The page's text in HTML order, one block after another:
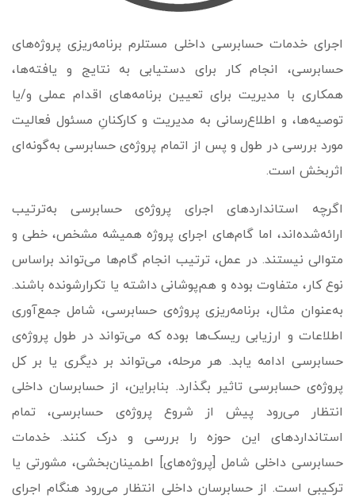
اجرای خدمات حسابرسی داخلی مستلرم برنامه‌ریزی پروژه­‌های
حسابرسی، انجام کار برای دستیابی به نتایج و یافته‌ها،
همکاری با مدیریت برای تعیین برنامه‌های اقدام عملی و/یا
توصیه‌ها، و اطلاع‌رسانی به مدیریت و کارکنانِ مسئول فعالیت
مورد بررسی در طول و پس از اتمام پروژه‌ی حسابرسی به‌گونه‌ای
اثربخش است.
اگرچه استانداردهای اجرای پروژه‌ی حسابرسی به‌­ترتیب
ارائه‌شده‌اند، اما گام­‌های اجرای پروژه همیشه مشخص، خطی و
متوالی نیستند. در عمل، ترتیب انجام گام‌­ها می‌تواند براساس
نوع کار، متفاوت بوده و هم‌­پوشانی داشته یا تکرارشونده باشند.
به‌­عنوان مثال، برنامه‌ریزی پروژه‌ی حسابرسی، شامل جمع‌آوری
اطلاعات و ارزیابی ریسک‌ها بوده که می‌تواند در طول پروژه‌ی
حسابرسی ادامه یابد. هر مرحله، می­‌تواند بر دیگری یا بر کل
پروژه‌ی حسابرسی تاثیر بگذارد. بنابراین، از حسابرسان داخلی
انتظار می­‌رود پیش از شروع پروژه‌ی حسابرسی، تمام
استانداردهای این حوزه را بررسی و درک کنند. خدمات
حسابرسی داخلی شامل [پروژه‌­های] اطمینان‌بخشی، مشورتی یا
ترکیبی است. از حسابرسان داخلی انتظار می‌رود هنگام اجرای